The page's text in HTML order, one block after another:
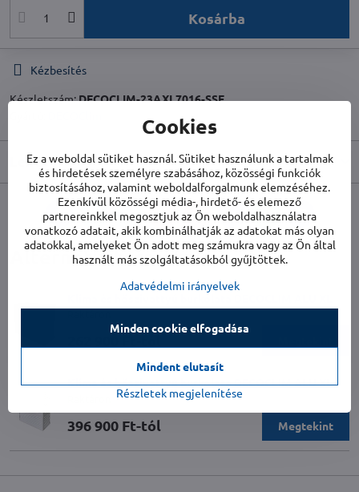
Kosárba
Kézbesítés
Készletszám:DECOCLIM-23AXL7016-SSF
Leírás
FacebookTwitterBlueskyPinterestRedditLinkedInWhatsApp
E-
mail
Alternatív termékek
Klíma és hőszivattyú burkolata DECOCLIM ALU XL+
396 900 Ft-tól Megtekint
Cookies
Ez a weboldal sütiket használ. Sütiket használunk a tartalmak
és hirdetések személyre szabásához, közösségi funkciók
biztosításához, valamint weboldalforgalmunk elemzéséhez.
Ezenkívül közösségi média-, hirdető- és elemező
partnereinkkel megosztjuk az Ön weboldalhasználatra
vonatkozó adatait, akik kombinálhatják az adatokat más olyan
adatokkal, amelyeket Ön adott meg számukra vagy az Ön által
használt más szolgáltatásokból gyűjtöttek.
Adatvédelmi irányelvek
Részletek megjelenítése
Minden cookie elfogadása
Mindent elutasít